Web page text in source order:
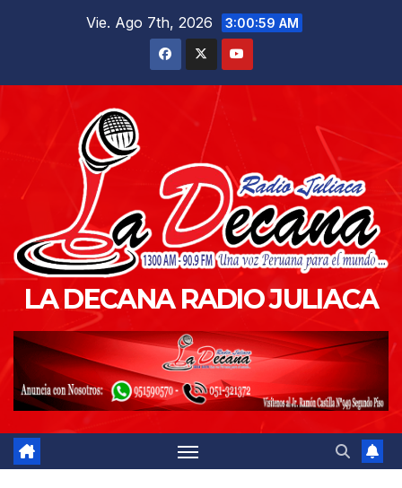
Vie. Ago 7th, 2026 3:01:00 AM
LA DECANA RADIO JULIACA